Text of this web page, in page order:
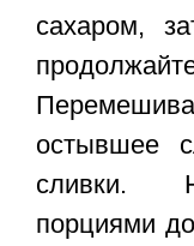
сахаром,
остывшее
сливки.
порциями